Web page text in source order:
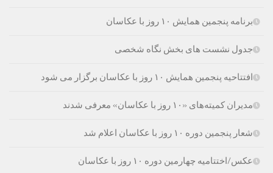
برنامه پنجمین همایش ۱۰ روز با عکاسان
جدول نشست های بخش نگاه شخصی
افتتاحیه پنجمین همایش ۱۰ روز با عکاسان برگزار می شود
مدیران کمیته‌های «۱۰ روز با عکاسان» معرفی شدند
شعار پنجمين دوره ۱۰ روز با عكاسان اعلام شد
عکس/اختتامیه چهارمین دوره ۱۰ روز با عکاسان